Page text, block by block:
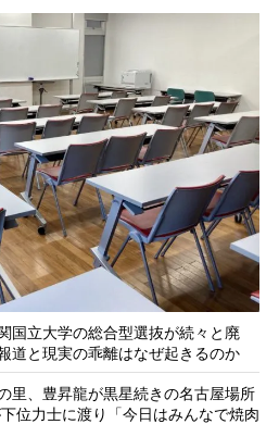
国立大学の総合型選抜が続々と廃
道と現実の乖離はなぜ起きるのか
里、豊昇龍が黒星続きの名古屋場所
位力士に渡り「今日はみんなで焼肉